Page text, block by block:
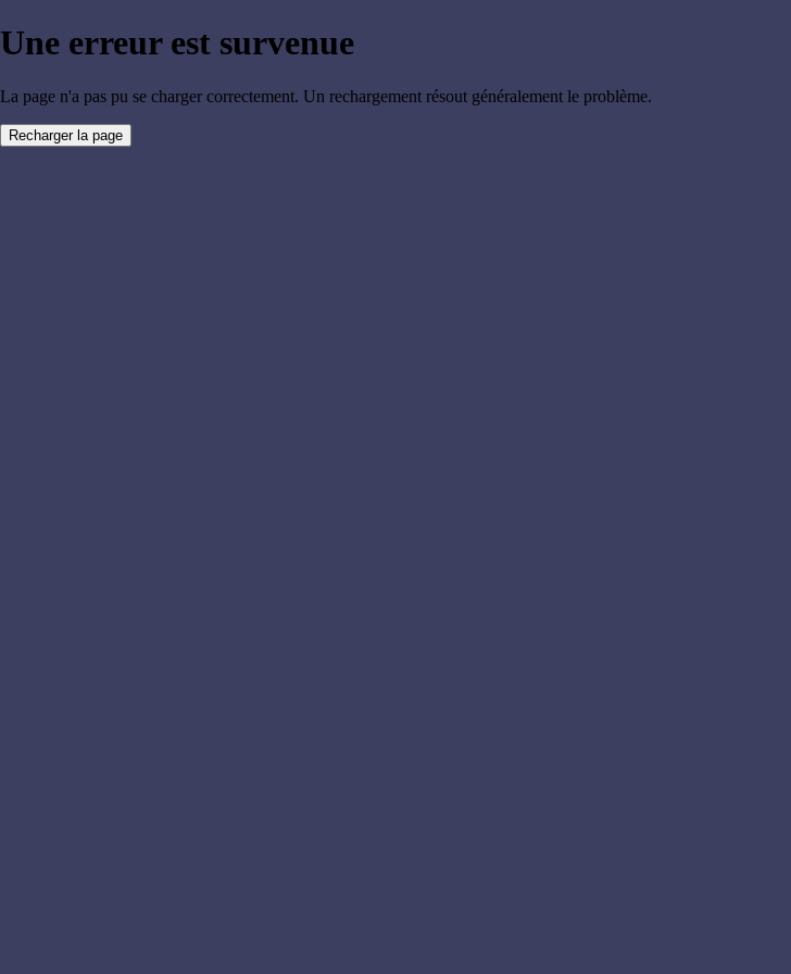
Une erreur est survenue
La page n'a pas pu se charger correctement. Un rechargement résout généralement le problème.
Recharger la page